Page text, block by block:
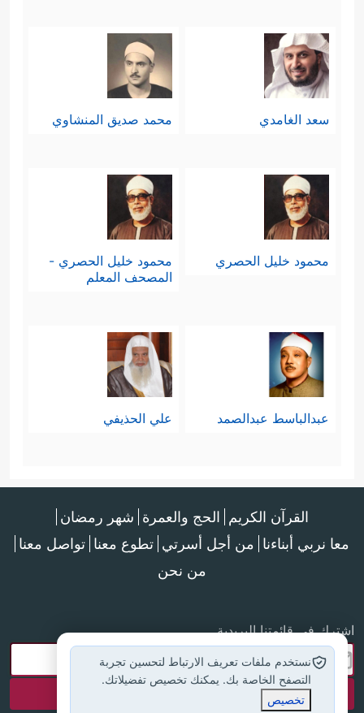
سعد الغامدي محمد صديق المنشاوي
محمود خليل الحصري
محمود خليل الحصري -
المصحف المعلم
عبدالباسط عبدالصمد علي الحذيفي
القرآن الكريم الحج والعمرة شهر رمضان
معا نربي أبناءنا من أجل أسرتي تطوع معنا تواصل معنا
من نحن
اشترك في قائمتنا البريدية
نستخدم ملفات تعريف الارتباط لتحسين تجربة
التصفح الخاصة بك. يمكنك تخصيص تفضيلاتك.
تخصيص